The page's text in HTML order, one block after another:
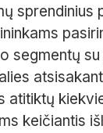
sprendinius
segmentų
atitiktų
keičiantis